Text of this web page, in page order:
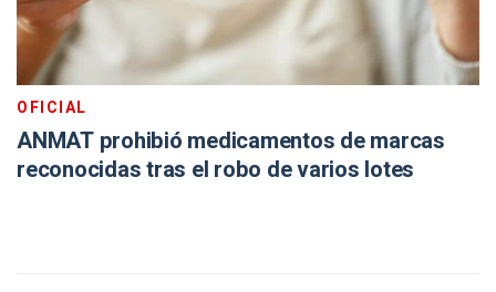
OFICIAL
ANMAT prohibió medicamentos de marcas
reconocidas tras el robo de varios lotes